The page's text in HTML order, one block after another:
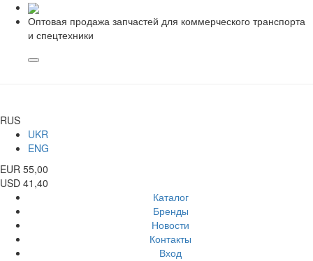
Оптовая продажа запчастей для коммерческого транспорта
и спецтехники
RUS
UKR
ENG
EUR 55,00
USD 41,40
Каталог
Бренды
Новости
Контакты
Вход